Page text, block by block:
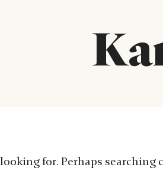
for. Perhaps searching